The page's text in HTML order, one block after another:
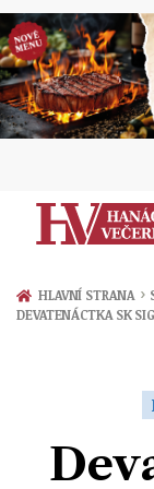
Zprávy
Přerov
Ekonomika
Ženy
Sport
HLAVNÍ STRANA ›
DEVATENÁCTKA SK